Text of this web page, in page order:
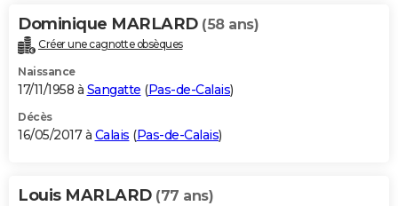
Dominique MARLARD (58 ans)
Créer une cagnotte obsèques
Naissance
17/11/1958 à Sangatte (Pas-de-Calais)
Décès
16/05/2017 à Calais (Pas-de-Calais)
Louis MARLARD (77 ans)